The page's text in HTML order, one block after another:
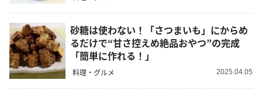
砂糖は使わない！「さつまいも」にからめ
るだけで“甘さ控えめ絶品おやつ”の完成
「簡単に作れる！」
料理・グルメ 2025.04.05